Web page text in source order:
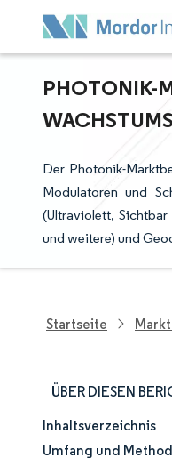
PHOTONIK-
Der Photonik-
Modulatoren und
(Ultraviolett,
und weitere) und
Startseite
ÜBER DIESEN
Marktgröße und -
Inhaltsverzeichnis
Umfang und